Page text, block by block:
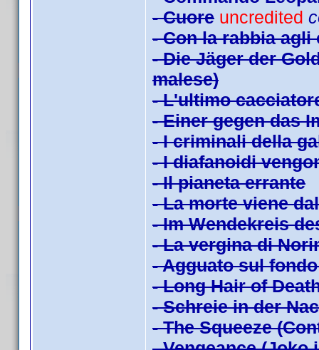
- Cuore uncredited
- Con la rabbia agli
- Die Jäger der
malese)
- L'ultimo
- Einer gegen das
- I criminali della
- I diafanoidi
- Il pianeta errante
- La morte viene
- Im Wendekreis
- La vergina di
- Agguato sul
- Long Hair of
- Schreie in der
- The Squeeze